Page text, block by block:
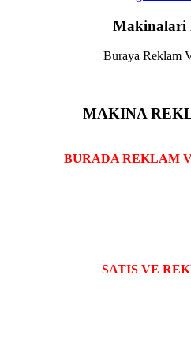
Makinalari
Buraya Reklam
MAKINA
BURADA REKLAM
SATIS VE